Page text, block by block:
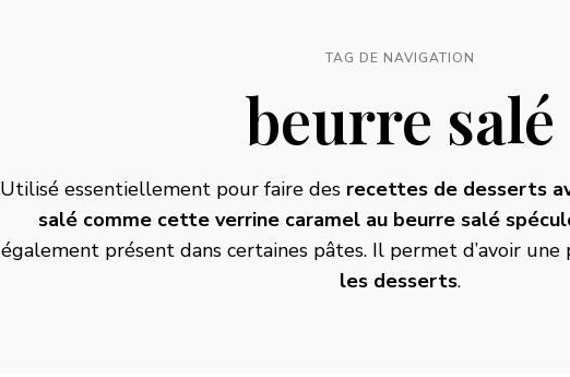
TAG DE NAVIGATION
beurre salé
Utilisé essentiellement pour faire des recettes de desserts
salé comme cette verrine caramel au beurre salé
également présent dans certaines pâtes. Il permet d’avoir
les desserts.